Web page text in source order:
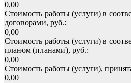
0,00
Стоимость работы (услуги) в
договорами, руб.:
0,00
Стоимость работы (услуги) в
планом (планами), руб.:
0,00
Стоимость работы (услуги),
0,00